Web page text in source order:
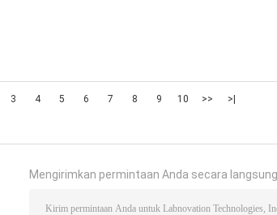
3 4 5 6 7 8 9 10 >> >|
Mengirimkan permintaan Anda secara